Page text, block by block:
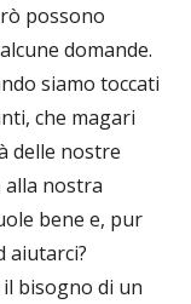
possono
domande.
siamo toccati
che magari
delle nostre
alla nostra
bene e, pur
aiutarci?
bisogno di un